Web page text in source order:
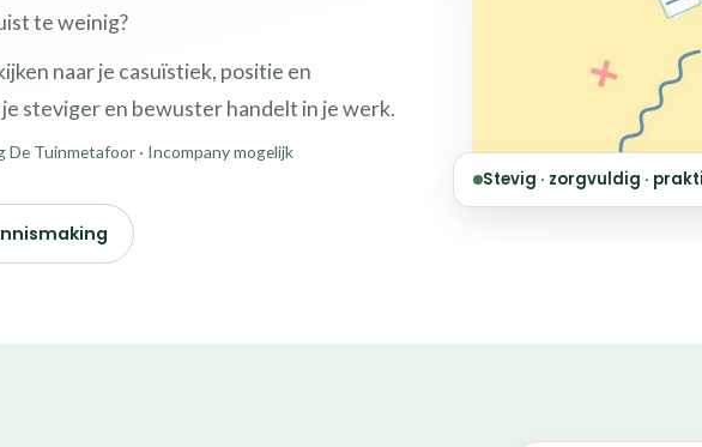
te weinig?
naar je casuïstiek, positie en
steviger en bewuster handelt in je werk.
De Tuinmetafoor · Incompany mogelijk
Stevig · zorgvuldig ·